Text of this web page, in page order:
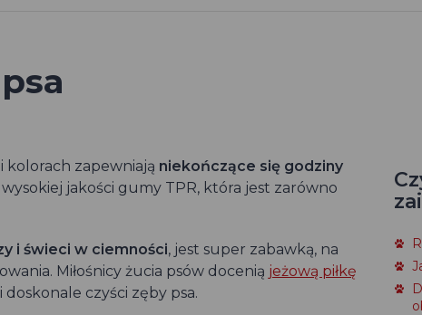
kolorach zapewniają niekończące się godziny
jakości gumy TPR, która jest zarówno
i świeci w ciemności, jest super zabawką, na
Miłośnicy żucia psów docenią jeżową piłkę
czyści zęby psa.